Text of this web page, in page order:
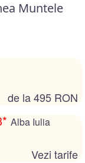
Muntele
de la 495 RON
Alba Iulia
Vezi tarife